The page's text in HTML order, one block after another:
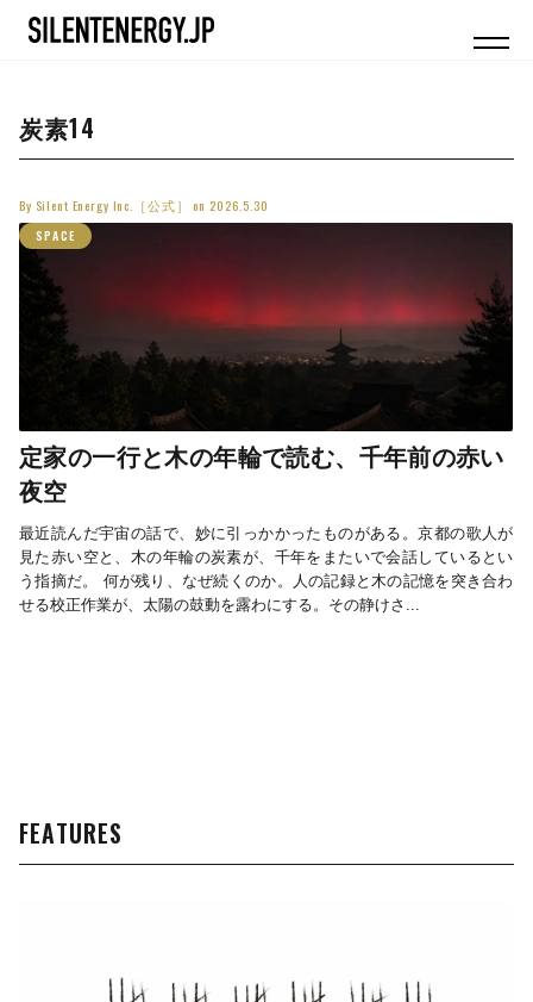
炭素14
By Silent Energy Inc.［公式］ on 2026.5.30
SPACE
定家の一行と木の年輪で読む、千年前の赤い
夜空
最近読んだ宇宙の話で、妙に引っかかったものがある。京都の歌人が
見た赤い空と、木の年輪の炭素が、千年をまたいで会話しているとい
う指摘だ。 何が残り、なぜ続くのか。人の記録と木の記憶を突き合わ
せる校正作業が、太陽の鼓動を露わにする。その静けさ...
FEATURES